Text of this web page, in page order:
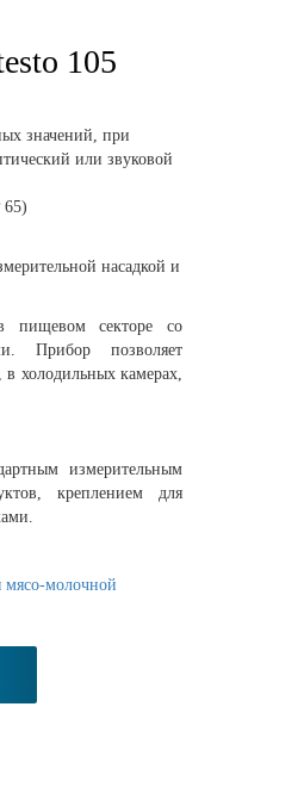
105
значений, при
или звуковой
насадкой и
пищевом секторе со
Прибор позволяет
в холодильных камерах,
измерительным
креплением для
мясо-молочной